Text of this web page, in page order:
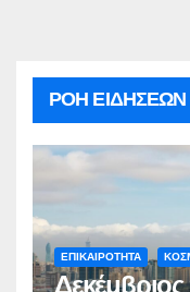
ΡΟΗ ΕΙΔΗΣΕΩΝ
ΕΠΙΚΑΙΡΟΤΗΤΑ